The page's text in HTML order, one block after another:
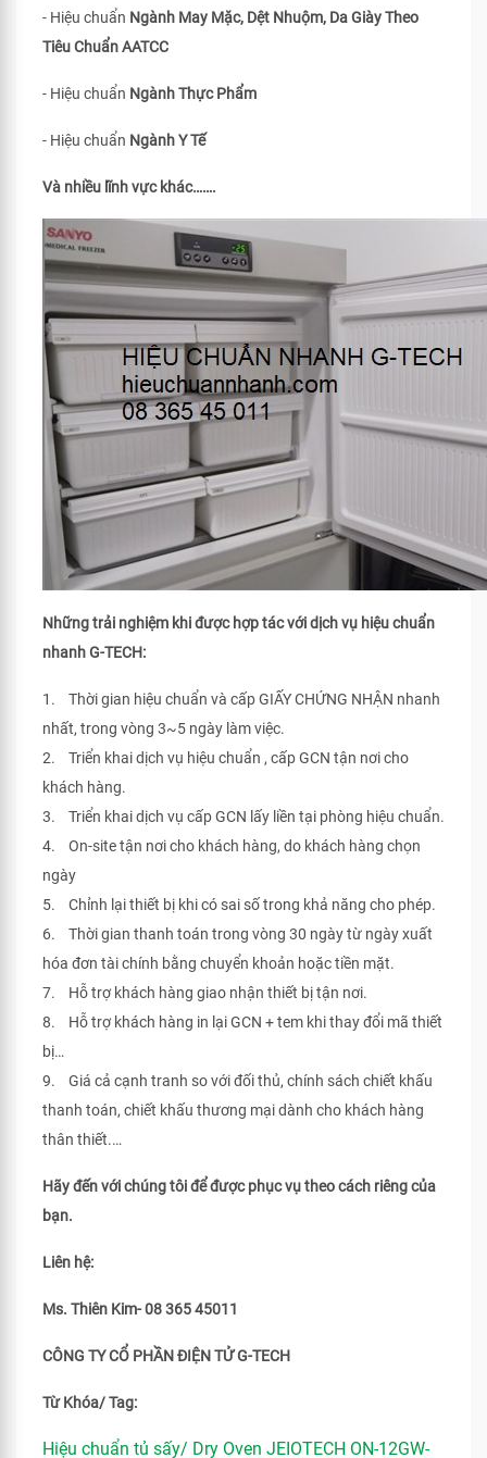
- Hiệu chuẩn Ngành May Mặc, Dệt Nhuộm, Da Giày Theo
Tiêu ChuẩnAATCC
- Hiệu chuẩn Ngành Thực Phẩm
- Hiệu chuẩn Ngành Y Tế
Và nhiều lĩnh vực khác…….
Những trải nghiệm khi được hợp tác với dịch vụ hiệu chuẩn
nhanh G-TECH:
1. Thời gian hiệu chuẩn và cấp GIẤY CHỨNG NHẬN nhanh
nhất, trong vòng 3~5 ngày làm việc.
2. Triển khai dịch vụ hiệu chuẩn , cấp GCN tận nơi cho
khách hàng.
3. Triển khai dịch vụ cấp GCN lấy liền tại phòng hiệu chuẩn.
4. On-site tận nơi cho khách hàng, do khách hàng chọn
ngày
5. Chỉnh lại thiết bị khi có sai số trong khả năng cho phép.
6. Thời gian thanh toán trong vòng 30 ngày từ ngày xuất
hóa đơn tài chính bằng chuyển khoản hoặc tiền mặt.
7. Hỗ trợ khách hàng giao nhận thiết bị tận nơi.
8. Hỗ trợ khách hàng in lại GCN + tem khi thay đổi mã thiết
bị…
9. Giá cả cạnh tranh so với đối thủ, chính sách chiết khấu
thanh toán, chiết khấu thương mại dành cho khách hàng
thân thiết.…
Hãy đến với chúng tôi để được phục vụ theo cách riêng của
bạn.
Liên hệ:
Ms. Thiên Kim- 08 365 45011
CÔNG TY CỔ PHẦN ĐIỆN TỬ G-TECH
Từ Khóa/ Tag:
Hiệu chuẩn tủ sấy/ Dry Oven JEIOTECH ON-12GW-